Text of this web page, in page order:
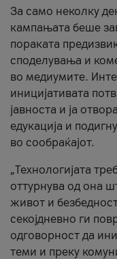
За само неколку
кампањата беше
пораката
споделувања и
во медиумите.
иницијативата
јавноста и ја
едукација и
во сообраќајот.
„Технологијата
оттурнува од она
живот и
секојдневно ги
одговорност да
теми и преку